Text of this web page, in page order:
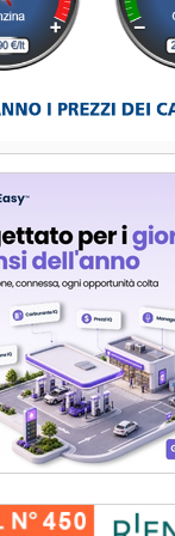
L'AUTUNNO'
alle 14.58.